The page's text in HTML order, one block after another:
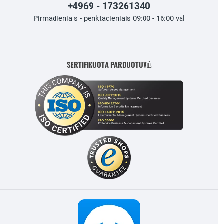
+4969 - 173261340
Pirmadieniais - penktadieniais 09:00 - 16:00 val
SERTIFIKUOTA PARDUOTUVĖ